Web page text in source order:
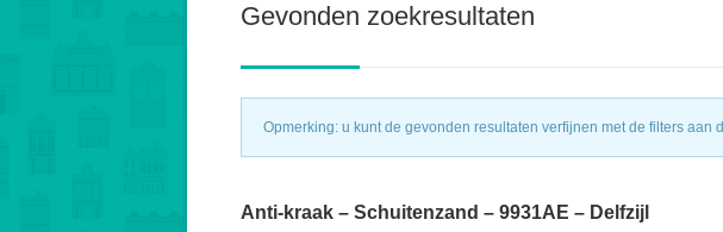
Gevonden zoekresultaten
Opmerking: u kunt de gevonden resultaten verfijnen met de filters aan
Anti-kraak – Schuitenzand – 9931AE – Delfzijl